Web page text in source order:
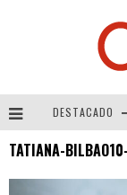
DESTACADO
TATIANA-